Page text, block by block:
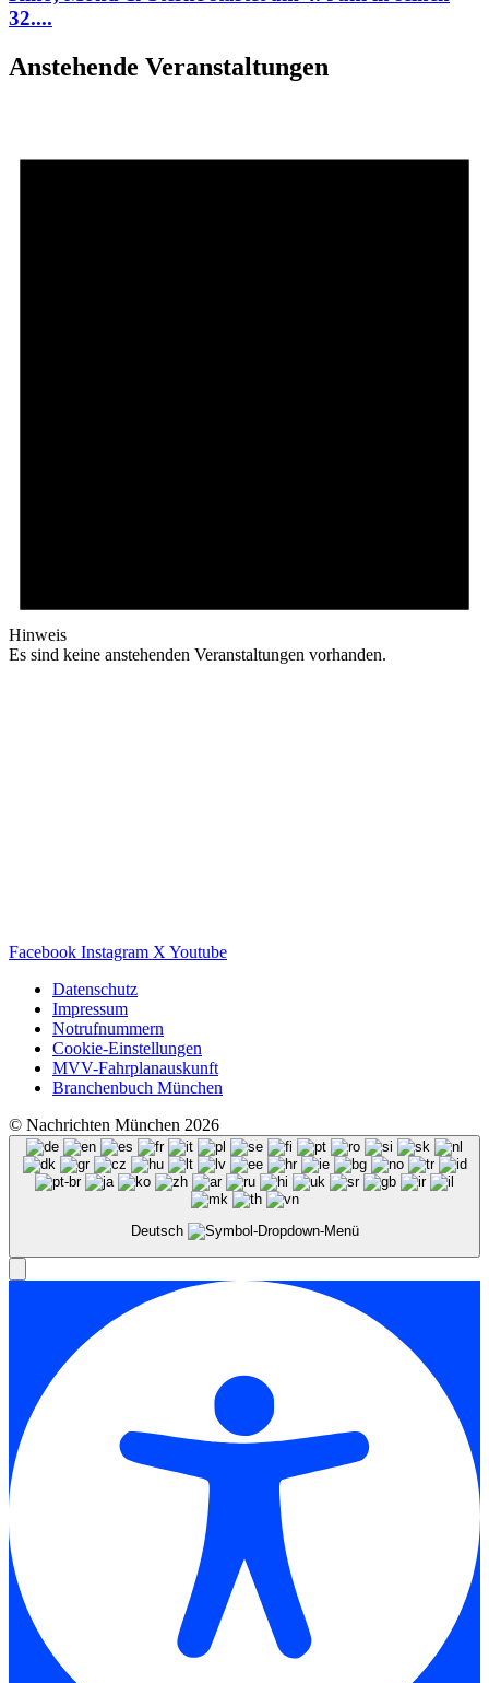
32....
Anstehende Veranstaltungen
Hinweis
Es sind keine anstehenden Veranstaltungen vorhanden.
Facebook Instagram X Youtube
Datenschutz
Impressum
Notrufnummern
Cookie-Einstellungen
MVV-Fahrplanauskunft
Branchenbuch München
© Nachrichten München 2026
Deutsch